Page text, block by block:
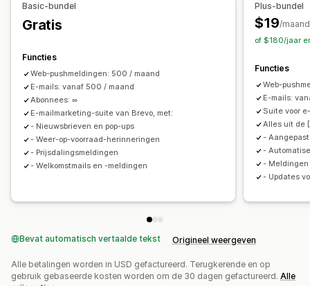
Prijsdalingsmails
Terugwinmails
Productaanbevelingen
Abonnementen
Campagnes beheren
Bewerkingstool Templates
Lokalisatie
Aangepaste code
Aangepaste lettertypen
Importeren en exporteren
Toestemmingsverzameling Lijst voor e-mailverzameling
Sms-opnamelijst
Triggers en regels
Automatiseringen
Tracking
Rapportage Analytics A/B-testen API's en webhooks
Kortingscodes
Feedbackverzoeken
Betalingsherinneringen
Productaanbevelingen
Bestellingen volgen Abonnementsverlengingen
Welkomstberichten
Eenmalig wachtwoord (OTP)
Basic-bundel
Gratis
Functies
Web-pushmeldingen: 500 / maand
E-mails: vanaf 500 / maand
Abonnees: ∞
E-mailmarketing-suite van Brevo, met:
- Nieuwsbrieven en pop-ups
- Weer-op-voorraad-herinneringen
- Prijsdalingsmeldingen
- Welkomstmails en -meldingen
Plus-bundel
$19/maand
of $180/jaar
Functies
Web-
E-mails:
Suite voor
Alles uit de
-
-
-
- Updates
Bevat automatisch vertaalde tekst Origineel weergeven
Alle betalingen worden in USD gefactureerd. Terugkerende en op
gebruik gebaseerde kosten worden om de 30 dagen gefactureerd. Alle